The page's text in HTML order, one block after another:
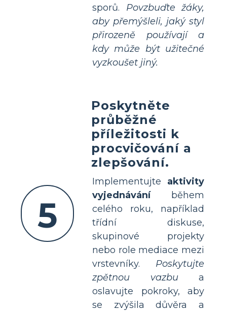
sporů. Povzbuďte žáky,
aby přemýšleli, jaký styl
přirozeně používají a
kdy může být užitečné
vyzkoušet jiný.
5
Poskytněte
průběžné
příležitosti k
procvičování a
zlepšování.
Implementujte aktivity
vyjednáváníběhem
celého roku, například
třídní diskuse,
skupinové projekty
nebo role mediace mezi
vrstevníky. Poskytujte
zpětnou vazbua
oslavujte pokroky, aby
se zvýšila důvěra a